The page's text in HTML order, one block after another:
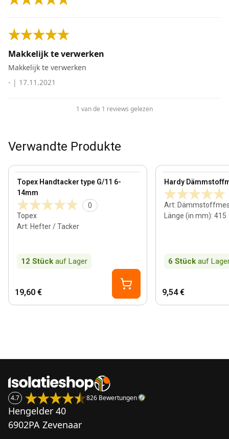
Makkelijk te verwerken
Makkelijk te verwerken
- | 17.11.2021
1 van de 1 reviews gelezen
Verwandte Produkte
Topex Handtacker type G/11 6-
14mm
0
Topex
Art: Hefter / Tacker
12 Stück auf Lager
View product
19,60 €
Hardy
Art:
Länge (in mm): 415
6 Stück auf
View product
9,54 €
4.7 826 Bewertungen
Hengelder 40
6902PA Zevenaar